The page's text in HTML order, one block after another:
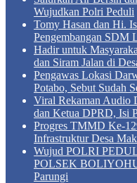
Wujudkan Polri Peduli
Tomy Hasan dan Hi.
Pengembangan SDM
Hadir untuk
dan Siram Jalan di
Pengawas Lokasi
Potabo, Sebut Sudah
Viral Rekaman Audio
dan Ketua DPRD, Isi
Progres TMMD Ke-
Infrastruktur Desa
Wujud POLRI
POLSEK
Parungi